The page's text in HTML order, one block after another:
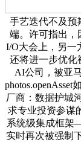
手艺迭代不及预
端。许可指出，
I/O大会上，另一
还将进一步优化
AI公司，被亚
厂商：数据护城
求专业投资参谋
系统级集成框架
实时再次被强制